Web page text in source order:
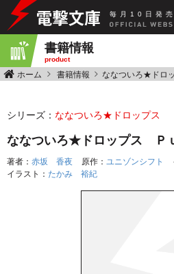
毎 月 10 日 発 売
書籍情報
product
ホーム 書籍情報 ななついろ★ドロ
シリーズ： ななついろ★ドロップス
ななついろ★ドロップス Ｐ
著者： 赤坂 香夜 原作： ユニゾンシフト
イラスト： たかみ 裕紀